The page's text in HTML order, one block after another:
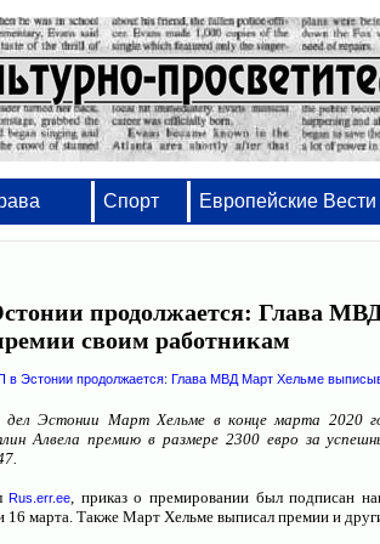
Спорт Европейские Вести
продолжается: Глава
своим работникам
дел Эстонии Март Хельме в конце марта 2020
Алвела премию в размере 2300 евро за
Rus.err.ee
, приказ о премировании был подписан
16 марта. Также Март Хельме выписал премии и
Набор, вёрстка,